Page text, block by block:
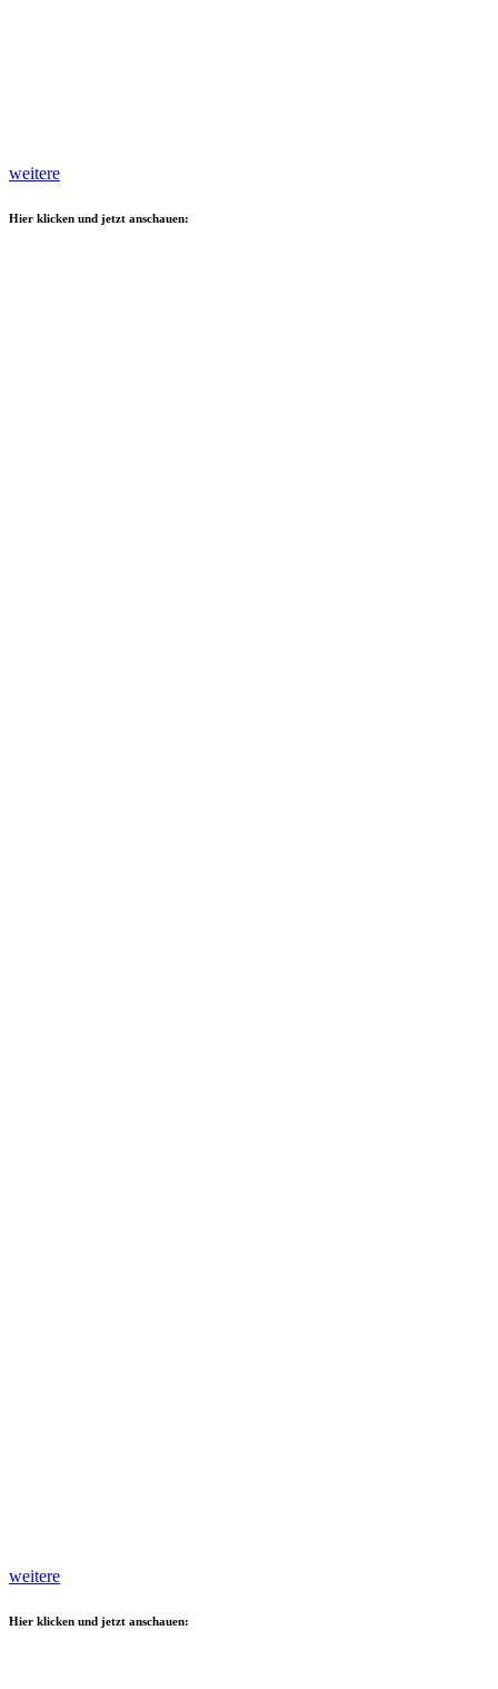
weitere
Hier klicken und jetzt anschauen:
weitere
Hier klicken und jetzt anschauen: